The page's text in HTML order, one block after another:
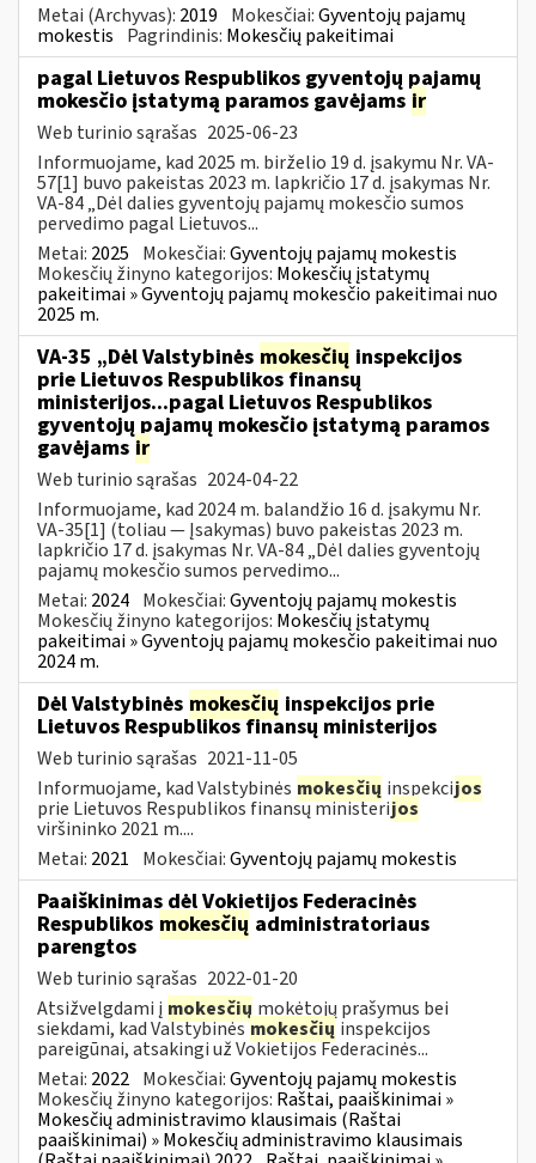
Metai (Archyvas): 2019 Mokesčiai:Gyventojų pajamų
mokestis Pagrindinis: Mokesčių pakeitimai
pagal Lietuvos Respublikos gyventojų pajamų
mokesčio įstatymą paramos gavėjams ir
Web turinio sąrašas 2025-06-23
Informuojame, kad 2025 m. birželio 19 d. įsakymu Nr. VA-
57[1] buvo pakeistas 2023 m. lapkričio 17 d. įsakymas Nr.
VA-84 „Dėl dalies gyventojų pajamų mokesčio sumos
pervedimo pagal Lietuvos...
Metai: 2025 Mokesčiai:Gyventojų pajamų mokestis
Mokesčių žinyno kategorijos: Mokesčių įstatymų
pakeitimai » Gyventojų pajamų mokesčio pakeitimai nuo
2025 m.
VA-35 „Dėl Valstybinės mokesčių inspekcijos
prie Lietuvos Respublikos finansų
ministerijos...pagal Lietuvos Respublikos
gyventojų pajamų mokesčio įstatymą paramos
gavėjams ir
Web turinio sąrašas 2024-04-22
Informuojame, kad 2024 m. balandžio 16 d. įsakymu Nr.
VA-35[1] (toliau — Įsakymas) buvo pakeistas 2023 m.
lapkričio 17 d. įsakymas Nr. VA-84 „Dėl dalies gyventojų
pajamų mokesčio sumos pervedimo...
Metai: 2024 Mokesčiai:Gyventojų pajamų mokestis
Mokesčių žinyno kategorijos: Mokesčių įstatymų
pakeitimai » Gyventojų pajamų mokesčio pakeitimai nuo
2024 m.
Dėl Valstybinės mokesčių inspekcijos prie
Lietuvos Respublikos finansų ministerijos
Web turinio sąrašas 2021-11-05
Informuojame, kad Valstybinės mokesčių inspekcijos
prie Lietuvos Respublikos finansų ministerijos
viršininko 2021 m....
Metai: 2021 Mokesčiai:Gyventojų pajamų mokestis
Paaiškinimas dėl Vokietijos Federacinės
Respublikos mokesčių administratoriaus
parengtos
Web turinio sąrašas 2022-01-20
Atsižvelgdami į mokesčių mokėtojų prašymus bei
siekdami, kad Valstybinėsmokesčių inspekcijos
pareigūnai, atsakingi už Vokietijos Federacinės...
Metai: 2022 Mokesčiai:Gyventojų pajamų mokestis
Mokesčių žinyno kategorijos: Raštai, paaiškinimai »
Mokesčių administravimo klausimais (Raštai
paaiškinimai) » Mokesčių administravimo klausimais